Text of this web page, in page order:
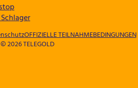
© 2026 TELEGOLD
OFFIZIELLE TEILNAHMEBEDINGUNGEN